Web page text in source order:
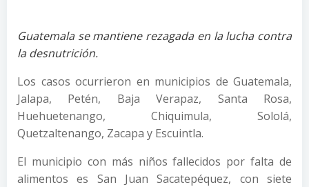
Guatemala se mantiene rezagada en la lucha contra
la desnutrición.
Los casos ocurrieron en municipios de Guatemala,
Jalapa, Petén, Baja Verapaz, Santa Rosa,
Huehuetenango, Chiquimula, Sololá,
Quetzaltenango, Zacapa y Escuintla.
El municipio con más niños fallecidos por falta de
alimentos es San Juan Sacatepéquez, con siete